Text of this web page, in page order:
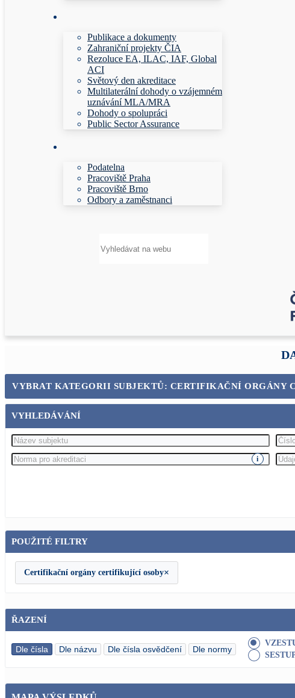
Publikace a dokumenty
Zahraniční projekty ČIA
Rezoluce EA, ILAC, IAF, Global
ACI
Světový den akreditace
Multilaterální dohody o vzájemném
uznávání MLA/MRA
Dohody o spolupráci
Public Sector Assurance
Podatelna
Pracoviště Praha
Pracoviště Brno
Odbory a zaměstnanci
VYBRAT KATEGORII SUBJEKTŮ: CERTIFIKAČNÍ ORGÁNY
VYHLEDÁVÁNÍ
i
POUŽITÉ FILTRY
Certifikační orgány certifikující osoby×
ŘAZENÍ
Dle čísla Dle názvu Dle čísla osvědčení Dle normy